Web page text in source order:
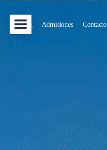
Admisiones Contacto